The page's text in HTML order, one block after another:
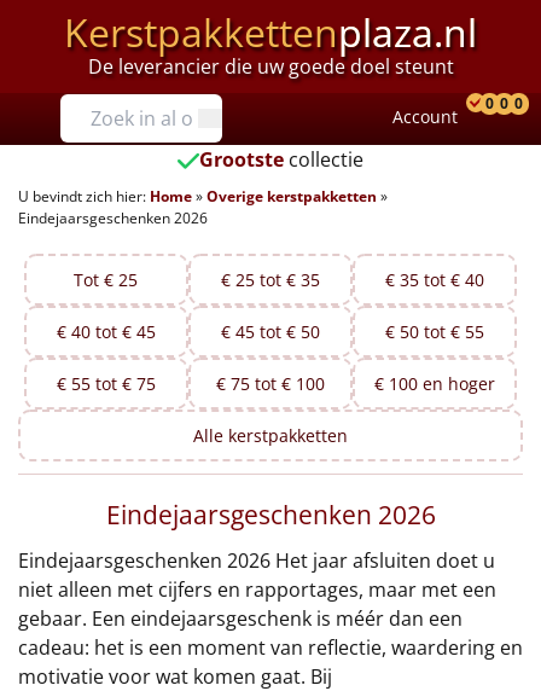
Kerstpakkettenplaza.nl
De leverancier die uw goede doel steunt
Prijzen
Tot €25
€25 tot €35
€35 tot €40
€40 tot €45
€45 tot €50
€50 tot €55
€75 tot €100
€100 en hoger
Alle kerstpakketten 2026
Account
0 0 0
Grootste collectie
U bevindt zich hier: Home»Overige kerstpakketten »
Eindejaarsgeschenken 2026
Tot € 25 € 25 tot € 35 € 35 tot € 40
€ 40 tot € 45 € 45 tot € 50 € 50 tot € 55
€ 55 tot € 75 € 75 tot € 100 € 100 en hoger
Alle kerstpakketten
Eindejaarsgeschenken 2026
Eindejaarsgeschenken 2026 Het jaar afsluiten doet u
niet alleen met cijfers en rapportages, maar met een
gebaar. Een eindejaarsgeschenk is méér dan een
cadeau: het is een moment van reflectie, waardering en
motivatie voor wat komen gaat. Bij